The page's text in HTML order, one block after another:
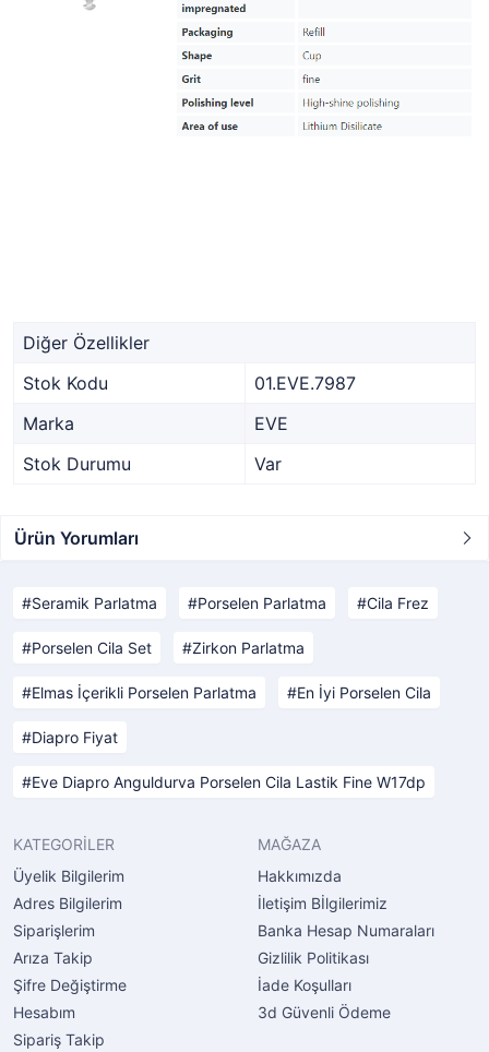
Diğer Özellikler
Stok Kodu
01.EVE.7987
Marka
EVE
Stok Durumu
Var
Ürün Yorumları
Seramik Parlatma Porselen Parlatma Cila Frez
Porselen Cila Set Zirkon Parlatma
Elmas İçerikli Porselen Parlatma En İyi Porselen Cila
Diapro Fiyat
Eve Diapro Anguldurva Porselen Cila Lastik Fine W17dp
KATEGORİLER
Üyelik Bilgilerim
Adres Bilgilerim
Siparişlerim
Arıza Takip
Şifre Değiştirme
Hesabım
Sipariş Takip
MAĞAZA
Hakkımızda
İletişim Bİlgilerimiz
Banka Hesap Numaraları
Gizlilik Politikası
İade Koşulları
3d Güvenli Ödeme